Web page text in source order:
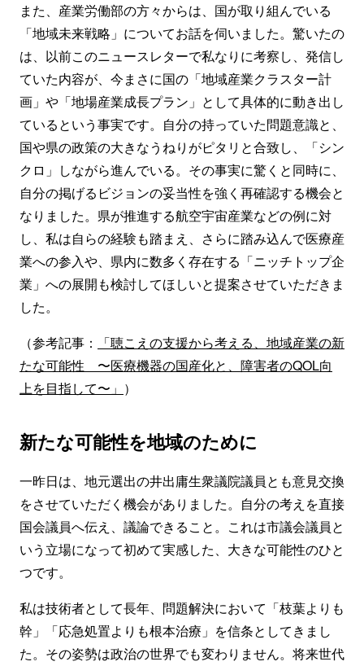
また、産業労働部の方々からは、国が取り組んでいる
「地域未来戦略」についてお話を伺いました。驚いたの
は、以前このニュースレターで私なりに考察し、発信し
ていた内容が、今まさに国の「地域産業クラスター計
画」や「地場産業成長プラン」として具体的に動き出し
ているという事実です。自分の持っていた問題意識と、
国や県の政策の大きなうねりがピタリと合致し、「シン
クロ」しながら進んでいる。その事実に驚くと同時に、
自分の掲げるビジョンの妥当性を強く再確認する機会と
なりました。県が推進する航空宇宙産業などの例に対
し、私は自らの経験も踏まえ、さらに踏み込んで医療産
業への参入や、県内に数多く存在する「ニッチトップ企
業」への展開も検討してほしいと提案させていただきま
した。
（参考記事：
「聴こえの支援から考える、地域産業の新
たな可能性 〜医療機器の国産化と、障害者のQOL向
上を目指して〜 」 ）
新たな可能性を地域のために
一昨日は、地元選出の井出庸生衆議院議員とも意見交換
をさせていただく機会がありました。自分の考えを直接
国会議員へ伝え、議論できること。これは市議会議員と
いう立場になって初めて実感した、大きな可能性のひと
つです。
私は技術者として長年、問題解決において「枝葉よりも
幹」「応急処置よりも根本治療」を信条としてきまし
た。その姿勢は政治の世界でも変わりません。将来世代